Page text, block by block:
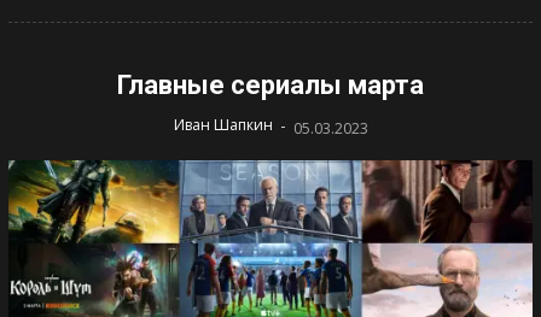
Главные сериалы марта
Иван Шапкин - 05.03.2023